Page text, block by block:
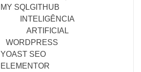
MY SQLGITHUB
INTELIGÊNCIA
ARTIFICIAL
WORDPRESS
YOAST SEO
ELEMENTOR